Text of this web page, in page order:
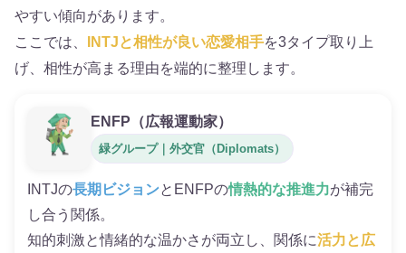
やすい傾向があります。
ここでは、
INTJと相性が良い恋愛相手を3タイプ取り上
げ、相性が高まる理由を端的に整理します。
ENFP（広報運動家）
緑グループ｜外交官（Diplomats）
INTJの長期ビジョンとENFPの情熱的な推進力が補完
し合う関係。
知的刺激と情緒的な温かさが両立し、関係に活力と広